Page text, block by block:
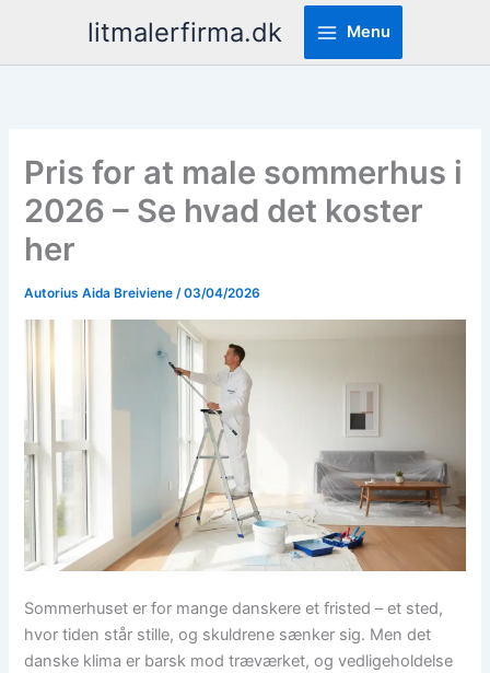
turinio
litmalerfirma.dk Menu
Pris for at male sommerhus i
2026 – Se hvad det koster
her
Autorius Aida Breiviene/03/04/2026
Sommerhuset er for mange danskere et fristed – et sted,
hvor tiden står stille, og skuldrene sænker sig. Men det
danske klima er barsk mod træværket, og vedligeholdelse